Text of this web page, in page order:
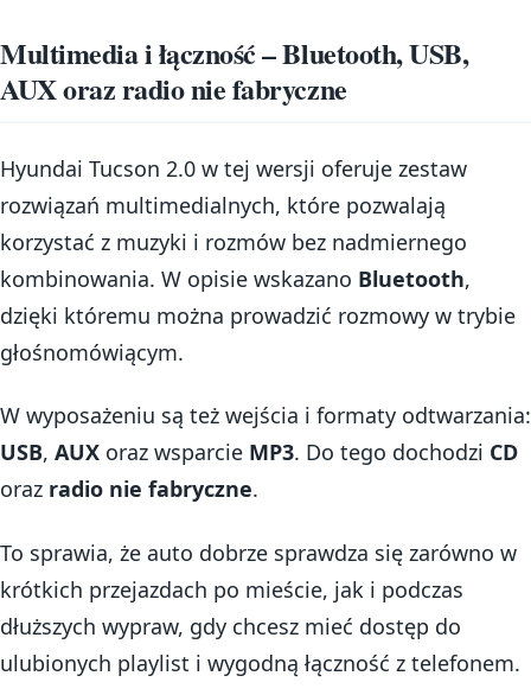
Multimedia i łączność – Bluetooth, USB,
AUX oraz radio nie fabryczne
Hyundai Tucson 2.0 w tej wersji oferuje zestaw
rozwiązań multimedialnych, które pozwalają
korzystać z muzyki i rozmów bez nadmiernego
kombinowania. W opisie wskazano Bluetooth,
dzięki któremu można prowadzić rozmowy w trybie
głośnomówiącym.
W wyposażeniu są też wejścia i formaty odtwarzania:
USB, AUX oraz wsparcie MP3. Do tego dochodzi CD
oraz radio nie fabryczne.
To sprawia, że auto dobrze sprawdza się zarówno w
krótkich przejazdach po mieście, jak i podczas
dłuższych wypraw, gdy chcesz mieć dostęp do
ulubionych playlist i wygodną łączność z telefonem.